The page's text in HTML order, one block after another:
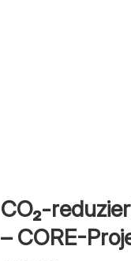
CO₂-
– CORE-